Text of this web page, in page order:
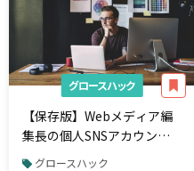
グロースハック
【保存版】Webメディア編
集長の個人SNSアカウント
まとめ（Facebook／
グロースハック